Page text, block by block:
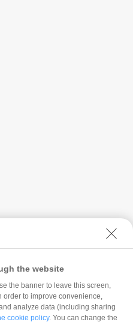
the website
the banner to leave this screen,
to improve convenience,
analyze data (including sharing
cookie policy. You can change the